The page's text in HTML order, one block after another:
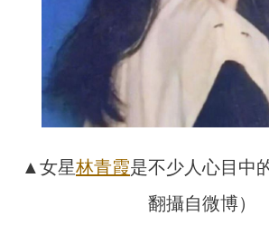
▲女星林青霞是不少人心目中
翻攝自微博）